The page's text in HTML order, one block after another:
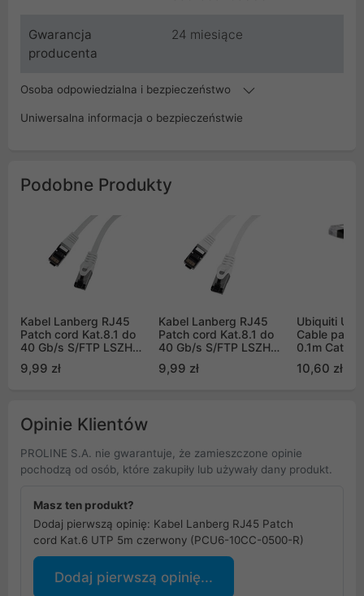
Gwarancja
producenta
24 miesiące
Osoba odpowiedzialna i bezpieczeństwo
Uniwersalna informacja o bezpieczeństwie
Podobne Produkty
Kabel Lanberg RJ45
Patch cord Kat.8.1 do
40 Gb/s S/FTP LSZH
CU 1m Szary Fluke
Passed (PCF8-10CU-
9,99 zł
Kabel Lanberg RJ45
Patch cord Kat.8.1 do
40 Gb/s S/FTP LSZH
CU 1m Biały Fluke
Passed
9,99 zł
Ubiquiti
Cable
0.1m Cat6
Cable-
10,60 zł
Opinie Klientów
PROLINE S.A. nie gwarantuje, że zamieszczone opinie
pochodzą od osób, które zakupiły lub używały dany produkt.
Masz ten produkt?
Dodaj pierwszą opinię: Kabel Lanberg RJ45 Patch
cord Kat.6 UTP 5m czerwony (PCU6-10CC-0500-R)
Dodaj pierwszą opinię...